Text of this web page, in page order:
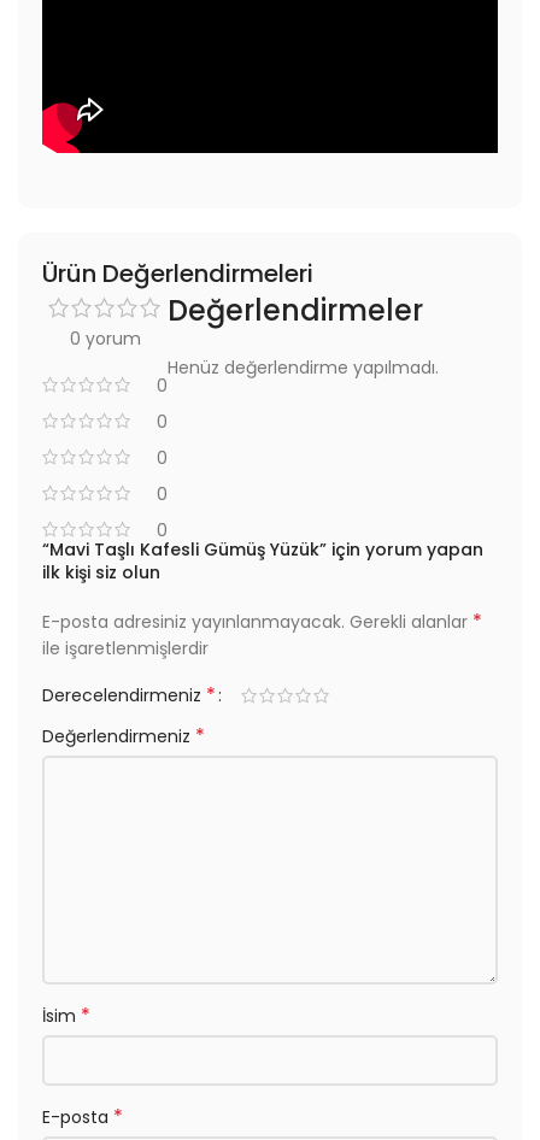
Ürün Değerlendirmeleri
0 yorum
0
0
0
0
0
Değerlendirmeler
Henüz değerlendirme yapılmadı.
“Mavi Taşlı Kafesli Gümüş Yüzük” için yorum yapan
ilk kişi siz olun
E-posta adresiniz yayınlanmayacak. Gerekli alanlar *
ile işaretlenmişlerdir
Derecelendirmeniz *
Değerlendirmeniz *
İsim *
E-posta *